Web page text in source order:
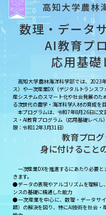
高知大学農林
数理・データ
AI教育プ
応用基礎
高知大学農林海洋科学部では、2023
ス）や一次産業DX（デジタルトランス
産システムのスマート化や社会発展のた
る次世代の農学・海洋科学人材の育成を目
本プログラムは、令和7年8月26日に文
ス・AI教育プログラム（応用基礎レベル
限：令和12年3月31日）
教育プロ
⾝に付けること
一次産業DXを推進するにあたり必要
きます。
●データの表現やアルゴリズムを理解し
ンスの基礎に精通した能力
●一次産業を中心に、数理・データサ
題）の解決を図り、特にAI技術を社会・